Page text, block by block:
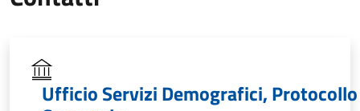
Ufficio Servizi Demografici,